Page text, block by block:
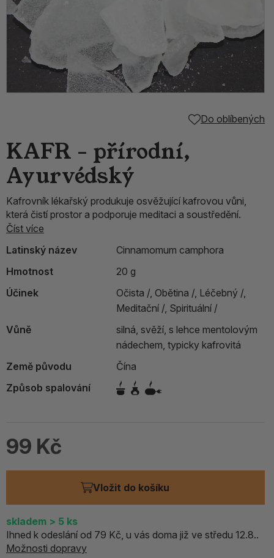
Do oblíbených
KAFR - přírodní,
Ayurvédský
Kafrovník lékařský produkuje osvěžující kafrovou vůni,
která čistí prostor a podporuje meditaci a soustředění.
Číst více
Latinský název
Cinnamomum camphora
Hmotnost
20 g
Účinek
Očista /, Obětina /, Léčebný /,
Meditační /, Spirituální /
Vůně
silná, svěží, s lehce mentolovým
nádechem, typicky kafrovitá
Země původu
Čína
Způsob spalování
99 Kč
Vložit do košíku
skladem > 5 ks
Ihned k odeslání od 79 Kč, u vás doma již ve středu 12.8..
Možnosti dopravy